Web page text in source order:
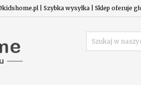
| Szybka wysyłka | Sklep oferuje